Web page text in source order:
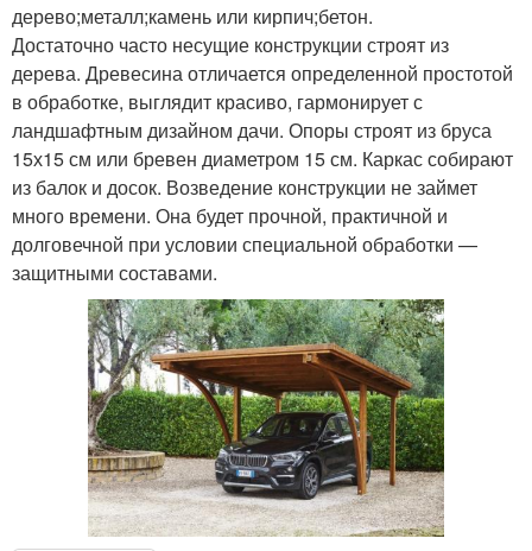
дерево;металл;камень или кирпич;бетон.
Достаточно часто несущие конструкции строят из
дерева. Древесина отличается определенной простотой
в обработке, выглядит красиво, гармонирует с
ландшафтным дизайном дачи. Опоры строят из бруса
15х15 см или бревен диаметром 15 см. Каркас собирают
из балок и досок. Возведение конструкции не займет
много времени. Она будет прочной, практичной и
долговечной при условии специальной обработки —
защитными составами.